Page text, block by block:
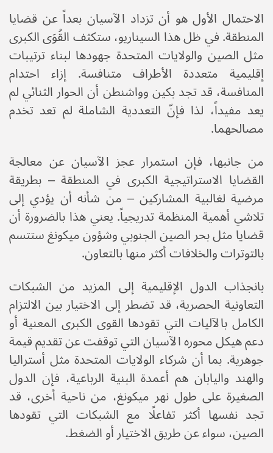
الاحتمال الأول هو أن تزداد الآسيان بعداً عن قضايا
المنطقة. في ظل هذا السيناريو، ستكثف القُوَى الكبرى
مثل الصين والولايات المتحدة جهودها لبناء ترتيبات
إقليمية متعددة الأطراف متنافسة. إزاء احتدام
المنافسة، قد تجد بكين وواشنطن أن الحوار الثنائي لم
يعد مفيداً، لذا فإنّ التعددية الشاملة لم تعد تخدم
مصالحهما.
من جانبها، فإن استمرار عجز الآسيان عن معالجة
القضايا الاستراتيجية الكبرى في المنطقة – بطريقة
مرضية لغالبية المشاركين – من شأنه أن يؤدي إلى
تلاشي أهمية المنظمة تدريجياً. يعني هذا بالضرورة أن
قضايا مثل بحر الصين الجنوبي وشؤون ميكونغ ستتسم
بالتوترات والخلافات أكثر منها بالتعاون.
بانجذاب الدول الإقليمية إلى المزيد من الشبكات
التعاونية الحصرية، قد تضطر إلى الاختيار بين الالتزام
الكامل بالآليات التي تقودها القوى الكبرى المعنية أو
دعم هيكل محوره الآسيان التي توقفت عن تقديم قيمة
جوهرية. بما أن شركاء الولايات المتحدة مثل أستراليا
والهند واليابان هم أعمدة البنية الرباعية، فإن الدول
الصغيرة على طول نهر ميكونغ، من ناحية أخرى، قد
تجد نفسها أكثر تفاعلًا مع الشبكات التي تقودها
الصين، سواء عن طريق الاختيار أو الضغط.